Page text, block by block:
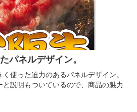
パネルデザイン。
使った迫力のあるパネルデザイン。
説明もついているので、商品の魅力